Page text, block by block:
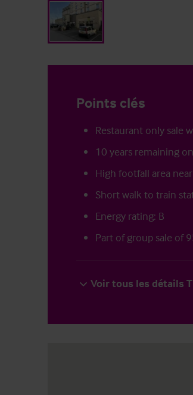
Points clés
Restaurant only sale
10 years remaining
High footfall area
Short walk to train
Energy rating: B
Part of group sale of
Voir tous les détails